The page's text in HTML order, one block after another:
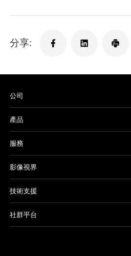
分享:
公司
產品
服務
影像視界
技術支援
社群平台